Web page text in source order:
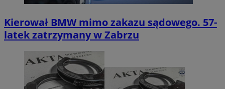
Kierował BMW mimo zakazu sądowego. 57-
latek zatrzymany w Zabrzu